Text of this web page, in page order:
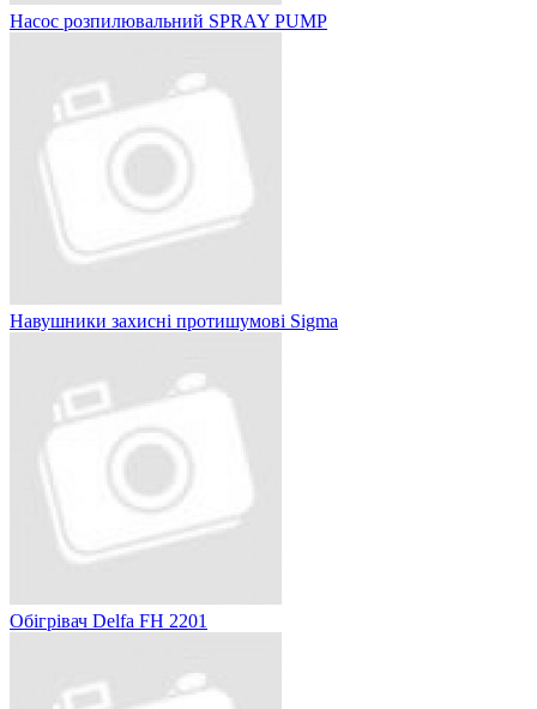
Насос розпилювальний SPRAY PUMP
Навушники захисні протишумові Sigma
Обігрівач Delfa FH 2201